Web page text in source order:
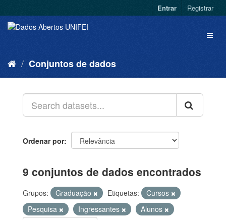
Entrar Registrar
Conjuntos de dados
Ordenar por
9 conjuntos de dados encontrados
Grupos: Graduação Etiquetas:
Cursos
Pesquisa
Ingressantes
Alunos